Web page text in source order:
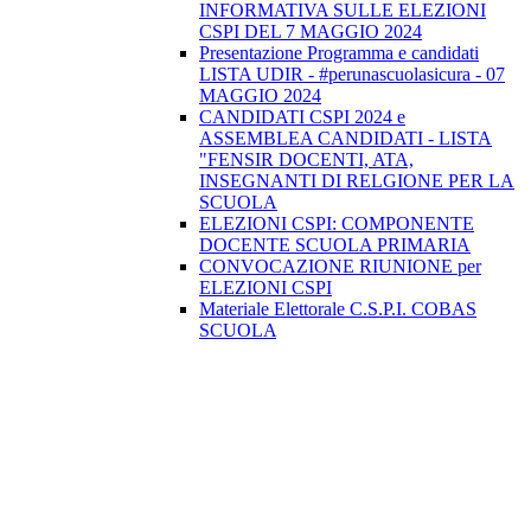
INFORMATIVA SULLE ELEZIONI
CSPI DEL 7 MAGGIO 2024
Presentazione Programma e candidati
LISTA UDIR - #perunascuolasicura - 07
MAGGIO 2024
CANDIDATI CSPI 2024 e
ASSEMBLEA CANDIDATI - LISTA
"FENSIR DOCENTI, ATA,
INSEGNANTI DI RELGIONE PER LA
SCUOLA
ELEZIONI CSPI: COMPONENTE
DOCENTE SCUOLA PRIMARIA
CONVOCAZIONE RIUNIONE per
ELEZIONI CSPI
Materiale Elettorale C.S.P.I. COBAS
SCUOLA